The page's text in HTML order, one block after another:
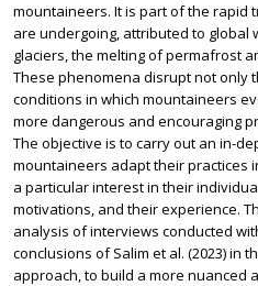
mountaineers. It is part of the rapid
are undergoing, attributed to global
glaciers, the melting of permafrost
These phenomena disrupt not only
conditions in which mountaineers
more dangerous and encouraging
The objective is to carry out an in-
mountaineers adapt their practices
a particular interest in their
motivations, and their experience.
analysis of interviews conducted
conclusions of Salim et al. (2023) in
approach, to build a more nuanced